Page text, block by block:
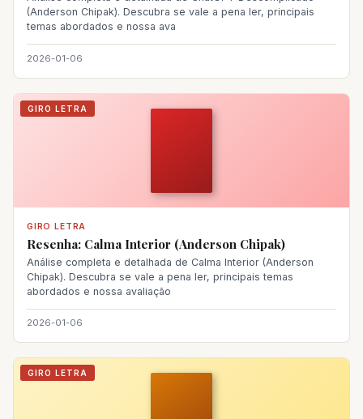
(Anderson Chipak). Descubra se vale a pena ler, principais
temas abordados e nossa ava
2026-01-06
GIRO LETRA
GIRO LETRA
Resenha: Calma Interior (Anderson Chipak)
Análise completa e detalhada de Calma Interior (Anderson
Chipak). Descubra se vale a pena ler, principais temas
abordados e nossa avaliação
2026-01-06
GIRO LETRA